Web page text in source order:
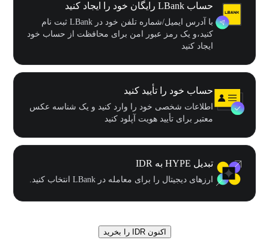
حساب LBank رایگان خود را ایجاد کنید
با آدرس ایمیل/شماره تلفن خود در LBank ثبت نام
کنید،و یک رمز عبور امن برای محافظت از حساب خود
ایجاد کنید
حساب خود را تأیید کنید
اطلاعات شخصی خود را وارد کنید و یک شناسه عکس
معتبر برای تأیید هویت آپلود کنید
تبدیل HYPE به IDR
ارزهای دیجیتال را برای معامله در LBank انتخاب کنید.
اکنون IDR را بخرید